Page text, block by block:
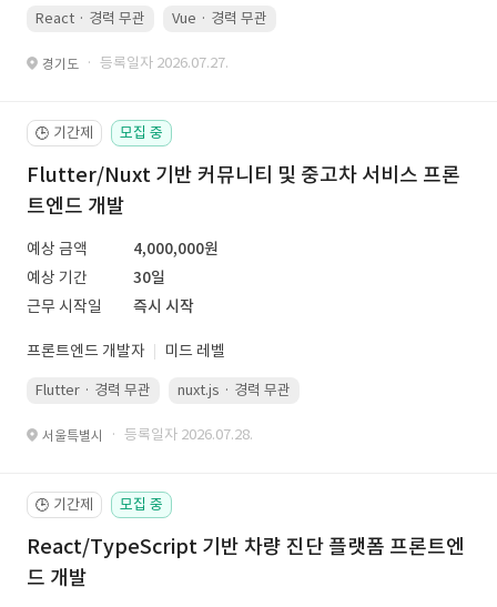
React · 경력 무관 Vue · 경력 무관
경기도 · 등록일자 2026.07.27.
🕒 기간제 모집 중
Flutter/Nuxt 기반 커뮤니티 및 중고차 서비스 프론
트엔드 개발
예상 금액
4,000,000원
예상 기간
30일
근무 시작일
즉시 시작
프론트엔드 개발자 미드 레벨
Flutter · 경력 무관 nuxt.js · 경력 무관
서울특별시 · 등록일자 2026.07.28.
🕒 기간제 모집 중
React/TypeScript 기반 차량 진단 플랫폼 프론트엔
드 개발